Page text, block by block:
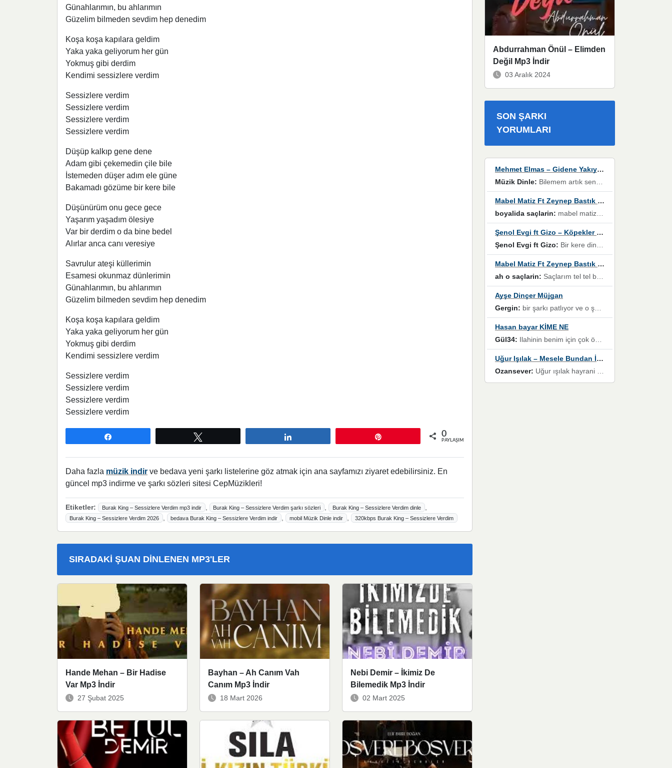
Günahlarımın, bu ahlarımın
Güzelim bilmeden sevdim hep denedim
Koşa koşa kapılara geldim
Yaka yaka geliyorum her gün
Yokmuş gibi derdim
Kendimi sessizlere verdim
Sessizlere verdim
Sessizlere verdim
Sessizlere verdim
Sessizlere verdim
Düşüp kalkıp gene dene
Adam gibi çekemedin çile bile
İstemeden düşer adım ele güne
Bakamadı gözüme bir kere bile
Düşünürüm onu gece gece
Yaşarım yaşadım ölesiye
Var bir derdim o da bine bedel
Alırlar anca canı veresiye
Savrulur ateşi küllerimin
Esamesi okunmaz dünlerimin
Günahlarımın, bu ahlarımın
Güzelim bilmeden sevdim hep denedim
Koşa koşa kapılara geldim
Yaka yaka geliyorum her gün
Yokmuş gibi derdim
Kendimi sessizlere verdim
Sessizlere verdim
Sessizlere verdim
Sessizlere verdim
Sessizlere verdim
0
PAYLAŞIMLAR
Daha fazla müzik indir ve bedava yeni şarkı listelerine göz atmak için ana sayfamızı ziyaret edebilirsiniz. En
güncel mp3 indirme ve şarkı sözleri sitesi CepMüzikleri!
Etiketler: Burak King – Sessizlere Verdim mp3 indir , Burak King – Sessizlere Verdim şarkı sözleri , Burak King – Sessizlere Verdim dinle ,
Burak King – Sessizlere Verdim 2026 , bedava Burak King – Sessizlere Verdim indir , mobil Müzik Dinle indir , 320kbps Burak King – Sessizlere Verdim
SIRADAKI ŞUAN DINLENEN MP3'LER
Hande Mehan – Bir Hadise
Var Mp3 İndir
27 Şubat 2025
Bayhan – Ah Canım Vah
Canım Mp3 İndir
18 Mart 2026
Nebi Demir – İkimiz De
Bilemedik Mp3 İndir
02 Mart 2025
Abdurrahman Önül – Elimden
Değil Mp3 İndir
03 Aralık 2024
SON ŞARKI
YORUMLARI
Mehmet Elmas – Gidene Yakıyorum
Müzik Dinle: Bilemem artık senden bir şans daha / Düştüğün zaman ben olmayacağım yanında” dizeleri, artık geçmişin tekrarına izin verilmeyeceğini, kişisel sınırların çizildiğini gösteriyor.
Mabel Matiz Ft Zeynep Bastık – Saçların
boyalida saçlarin: mabel matiz'in maya albümünde yer alan güzellerden. parça da şarkı hani! müzikal altyapısına vurulduğum, sözlerinde kaybolduğum bir parça olmuş.
Şenol Evgi ft Gizo – Köpekler Tanımadıklarına havlar
Şenol Evgi ft Gizo: Bir kere dinlememe rağmen kulaklardan gitmiyor sen sen sen sen kurban ol sen sen sen sen hayran ol yükses ses müzik dinleme sebebisiniz canlar bomba gibi patladınız maşallah
Mabel Matiz Ft Zeynep Bastık – Saçların
ah o saçlarin: Saçlarım tel tel beyazlıyor beyazlagına degil yanımda sen yoksun ona üzülüyorum günler bir bir geçiyor geçen günlere değil sensiz geçen günlere darılıyorum,Dinledikce asla kavusamayacagim ama asla unutamicagim sevdiğim adam için yanar içim
Ayşe Dinçer Müjgan
Gergin: bir şarkı patlıyor ve o şarkıyı millet her paylaşımın altına koyuyor ve öyle bir durum hal alıyor ki şarkıyı dinlemeden şarkıdan bikıyorsun Ama bu enteresan bir şekilde dillere dolanıyor millet olarak seviyoruz dertlerle boğuşurken bir yandan da göbek atmayi))) diyeceklerim bu kadar güzel hoş bir sayfa emeğinize sağlık arkadaşlar kolay gelsin
Hasan bayar KİME NE
Gül34: Ilahinin benim için çok özel bir yeri var İlk çıktığında komşum ne kadar yüksek sesle dinliyorsa orada duymuştum ve YouTube'dan aratıp Bu ilahiyi bulmuştum ve sonra müdavimi oldum günlük Ben de 3-5 kere dinleyip ezberleyip artık ilahiye bende eşlik ediyorum yüksek sesle Allah razı olsun hizmet nimettir Rabbim sizin zahmetlerinize de hayırlı nimetler versin Selam ve dua ile Allah'a emanet olun
Uğur Işılak – Mesele Bundan İbaret
Ozansever: Uğur ışılak hayrani olarak eski yeni tüm eserlerini keyifle huzurla dinleyenlerden birisiyim, emeğine saygı duyan gönül veren bunu en güzel şekilde sevenlerine ulaştıran siz değerli sayfa yöneticilerine de teşekkür ederim